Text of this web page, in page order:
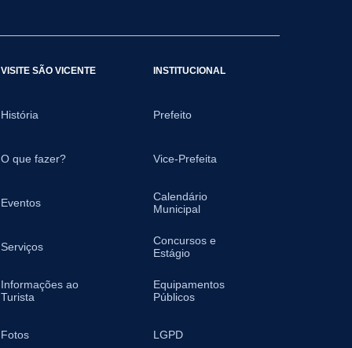
VISITE SÃO VICENTE
História
O que fazer?
Eventos
Serviços
Informações ao
Turista
Fotos
INSTITUCIONAL
Prefeito
Vice-Prefeita
Calendário
Municipal
Concursos e
Estágio
Equipamentos
Públicos
LGPD